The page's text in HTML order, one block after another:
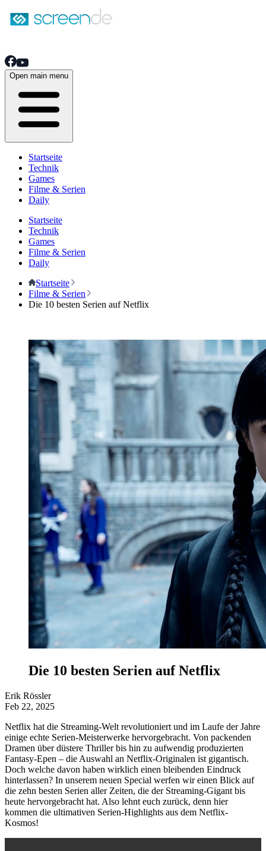
Open main menu
Startseite
Technik
Games
Filme & Serien
Daily
Startseite
Technik
Games
Filme & Serien
Daily
Startseite
Filme & Serien
Die 10 besten Serien auf Netflix
Die 10 besten Serien auf Netflix
Erik Rössler
Feb 22, 2025
Netflix hat die Streaming-Welt revolutioniert und im Laufe der Jahre
einige echte Serien-Meisterwerke hervorgebracht. Von packenden
Dramen über düstere Thriller bis hin zu aufwendig produzierten
Fantasy-Epen – die Auswahl an Netflix-Originalen ist gigantisch.
Doch welche davon haben wirklich einen bleibenden Eindruck
hinterlassen? In unserem neuen Special werfen wir einen Blick auf
die zehn besten Serien aller Zeiten, die der Streaming-Gigant bis
heute hervorgebracht hat. Also lehnt euch zurück, denn hier
kommen die ultimativen Serien-Highlights aus dem Netflix-
Kosmos!